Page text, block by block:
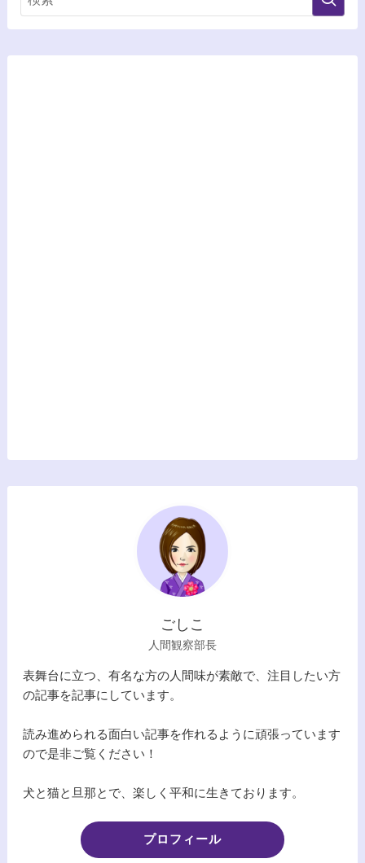
ごしこ
人間観察部長
表舞台に立つ、有名な方の人間味が素敵で、注目したい方
の記事を記事にしています。
読み進められる面白い記事を作れるように頑張っています
ので是非ご覧ください！
犬と猫と旦那とで、楽しく平和に生きております。
プロフィール